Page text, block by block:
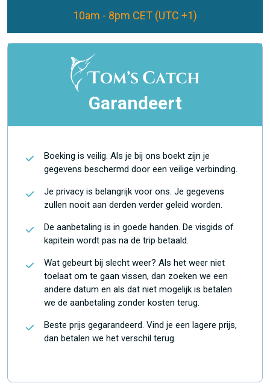
10am - 8pm CET (UTC +1)
Garandeert
Boeking is veilig. Als je bij ons boekt zijn je
gegevens beschermd door een veilige verbinding.
Je privacy is belangrijk voor ons. Je gegevens
zullen nooit aan derden verder geleid worden.
De aanbetaling is in goede handen. De visgids of
kapitein wordt pas na de trip betaald.
Wat gebeurt bij slecht weer? Als het weer niet
toelaat om te gaan vissen, dan zoeken we een
andere datum en als dat niet mogelijk is betalen
we de aanbetaling zonder kosten terug.
Beste prijs gegarandeerd. Vind je een lagere prijs,
dan betalen we het verschil terug.